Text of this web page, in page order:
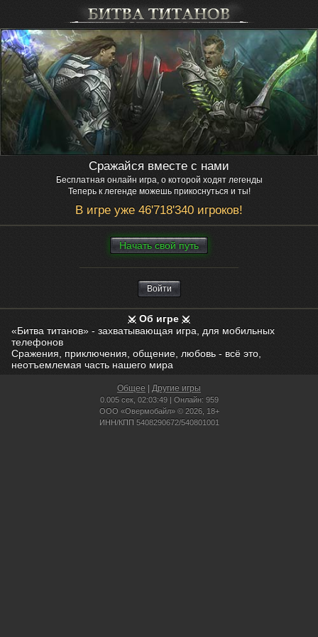
Сражайся вместе с нами
Бесплатная онлайн игра, о которой ходят легенды
Теперь к легенде можешь прикоснуться и ты!
В игре уже 46'718'340 игроков!
Нaчaть свой путь
Войти
Об игре
«Битва титанов» - захватывающая игра, для мобильных
телефонов
Сражения, приключения, общение, любовь - всё это,
неотъемлемая часть нашего мира
Общее Другие игры
0.005 сек, 02:03:49 | Онлайн: 959
ООО «Овермобайл» © 2026, 18+
ИНН/КПП 5408290672/540801001